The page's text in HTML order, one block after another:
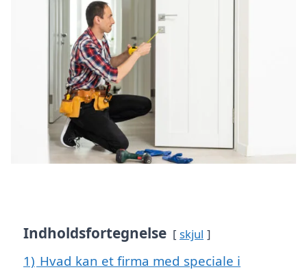
Indholdsfortegnelse skjul
1) Hvad kan et firma med speciale i